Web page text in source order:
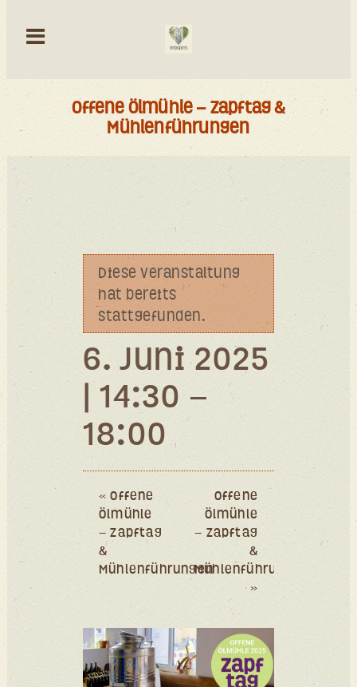
Offene Ölmühle – Zapftag &
Mühlenführungen
Die­se Ver­an­stal­tung
hat bereits
stattgefunden.
6. Juni 2025
| 14:30 –
18:00
Navigation
« Offene
Ölmühle
– Zapftag
&
Mühlenführungen
Offene
Ölmühle
– Zapftag
&
Mühlenführungen
»